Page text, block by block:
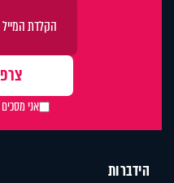
אני מסכים
הידברות